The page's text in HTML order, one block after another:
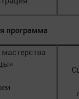
программа